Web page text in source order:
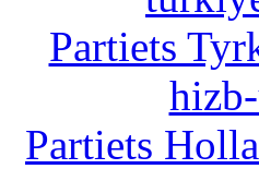
Partiets
Partiets